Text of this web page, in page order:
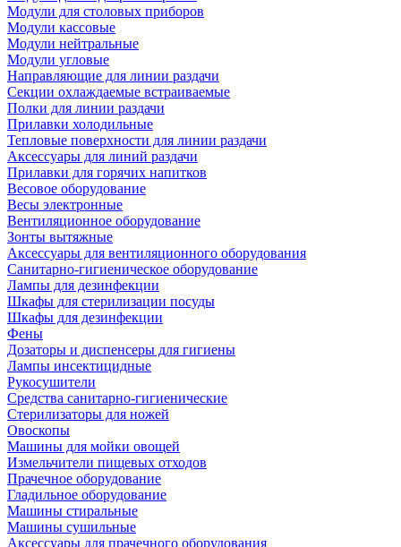
Модули для столовых приборов
Модули кассовые
Модули нейтральные
Модули угловые
Направляющие для линии раздачи
Секции охлаждаемые встраиваемые
Полки для линии раздачи
Прилавки холодильные
Тепловые поверхности для линии раздачи
Аксессуары для линий раздачи
Прилавки для горячих напитков
Весовое оборудование
Весы электронные
Вентиляционное оборудование
Зонты вытяжные
Аксессуары для вентиляционного оборудования
Санитарно-гигиеническое оборудование
Лампы для дезинфекции
Шкафы для стерилизации посуды
Шкафы для дезинфекции
Фены
Дозаторы и диспенсеры для гигиены
Лампы инсектицидные
Рукосушители
Средства санитарно-гигиенические
Стерилизаторы для ножей
Овоскопы
Машины для мойки овощей
Измельчители пищевых отходов
Прачечное оборудование
Гладильное оборудование
Машины стиральные
Машины сушильные
Аксессуары для прачечного оборудования